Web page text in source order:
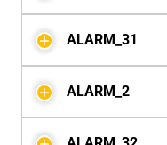
ALARM_31
ALARM_2